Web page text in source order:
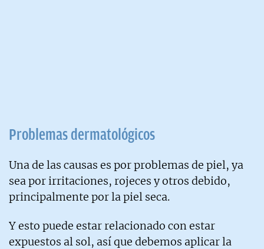
Problemas dermatológicos
Una de las causas es por problemas de piel, ya
sea por irritaciones, rojeces y otros debido,
principalmente por la piel seca.
Y esto puede estar relacionado con estar
expuestos al sol, así que debemos aplicar la